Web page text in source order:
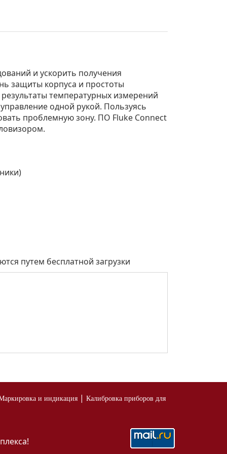
и ускорить получения
защиты корпуса и простоты
температурных измерений
одной рукой. Пользуясь
проблемную зону. ПО Fluke Connect
путем бесплатной загрузки
и индикация | Калибровка приборов для